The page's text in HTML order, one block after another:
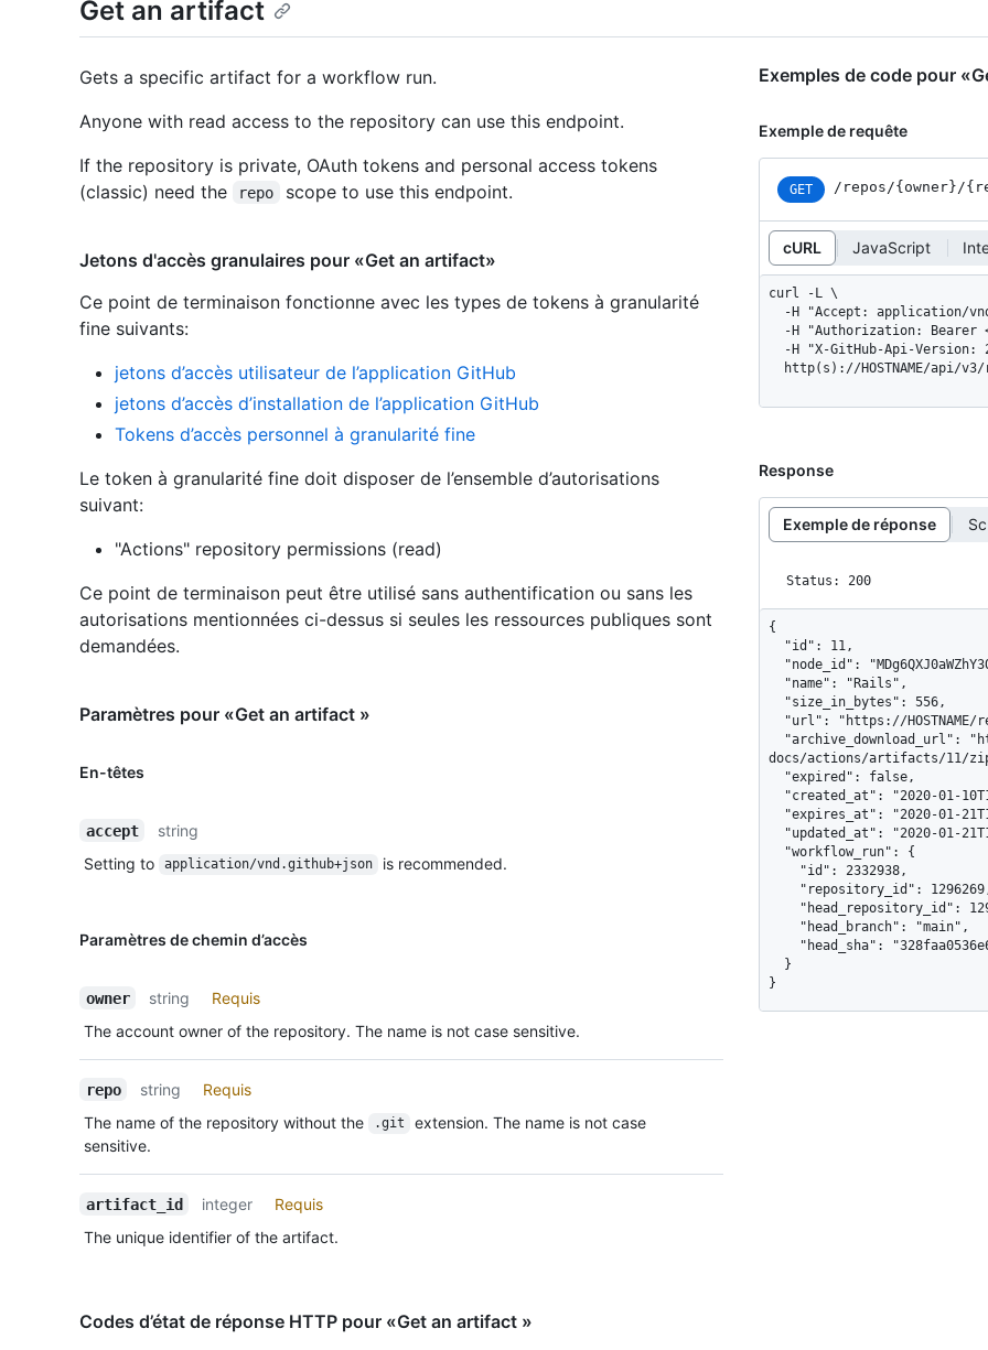
Get an artifact
Gets a specific artifact for a workflow run.
Anyone with read access to the repository can use this endpoint.
If the repository is private, OAuth tokens and personal access tokens
(classic) need the
repo scope to use this endpoint.
Jetons d'accès granulaires pour «Get an artifact»
Ce point de terminaison fonctionne avec les types de tokens à granularité
fine suivants:
jetons d’accès utilisateur de l’application GitHub
jetons d’accès d’installation de l’application GitHub
Tokens d’accès personnel à granularité fine
Le token à granularité fine doit disposer de l’ensemble d’autorisations
suivant:
"Actions" repository permissions (read)
Ce point de terminaison peut être utilisé sans authentification ou sans les
autorisations mentionnées ci-dessus si seules les ressources publiques sont
demandées.
Paramètres pour «Get an artifact »
En-têtes
accept
string
Setting to
application/vnd.github+json is recommended.
Paramètres de chemin d’accès
owner string
Requis
The account owner of the repository. The name is not case sensitive.
repo string
Requis
The name of the repository without the
.git
extension. The name is not case
sensitive.
artifact_id integer
Requis
The unique identifier of the artifact.
Codes d’état de réponse HTTP pour «Get an artifact »
Exemples de code pour
Exemple de requête
GET /repos /{owner} /
cURL JavaScript
curl -L \
http(s)://HOSTNAME/api/
Response
Exemple de réponse
Status: 200
{
docs/actions/artifacts/11/
}